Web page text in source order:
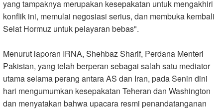
yang tampaknya merupakan kesepakatan untuk mengakhiri
konflik ini, memulai negosiasi serius, dan membuka kembali
Selat Hormuz untuk pelayaran bebas."
Menurut laporan IRNA, Shehbaz Sharif, Perdana Menteri
Pakistan, yang telah berperan sebagai salah satu mediator
utama selama perang antara AS dan Iran, pada Senin dini
hari mengumumkan kesepakatan Teheran dan Washington
dan menyatakan bahwa upacara resmi penandatanganan